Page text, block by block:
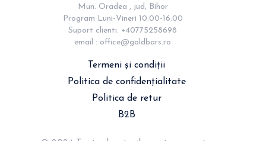
Mun. Oradea , jud, Bihor
Program Luni-Vineri 10:00-16:00
Suport clienti: +40775258698
email : office@goldbars.ro
Termeni și condiții
Politica de confidențialitate
Politica de retur
B2B